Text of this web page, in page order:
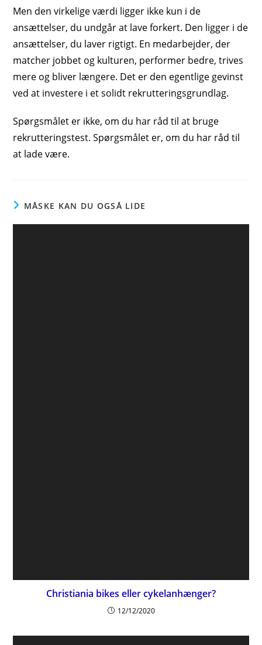
Men den virkelige værdi ligger ikke kun i de
ansættelser, du undgår at lave forkert. Den ligger i de
ansættelser, du laver rigtigt. En medarbejder, der
matcher jobbet og kulturen, performer bedre, trives
mere og bliver længere. Det er den egentlige gevinst
ved at investere i et solidt rekrutteringsgrundlag.
Spørgsmålet er ikke, om du har råd til at bruge
rekrutteringstest. Spørgsmålet er, om du har råd til
at lade være.
MÅSKE KAN DU OGSÅ LIDE
Christiania bikes eller cykelanhænger?
12/12/2020